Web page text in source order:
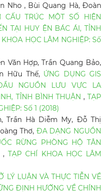
Nho , Bùi Quang Hà, Đoàn
TRÚC MỘT SỐ HIỆN
TẠI HUY ỆN BÁC ÁI, TỈNH
HỌC LÂM NGHIỆP: Số
Văn Hợp, Trần Quang Bảo,
Hữu Thế, ỨNG DỤNG GIS
NGUỒN LƯU VỰC LA
TỈNH BÌNH THUẬN ,TẠP
Số 1 (2018)
Trần Hà Diễm My, Đỗ Thị
Thơ, ĐA DẠNG NGUỒN
RỪNG PHÒNG HỘ TÂN
,TẠP CHÍ KHOA HỌC LÂM
LÝ LUẬN VÀ THỰC TIỄN VỀ
ĐỊNH HƯỚNG VỀ CHÍNH